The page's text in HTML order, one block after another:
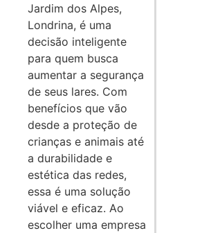
Jardim dos Alpes,
Londrina, é uma
decisão inteligente
para quem busca
aumentar a segurança
de seus lares. Com
benefícios que vão
desde a proteção de
crianças e animais até
a durabilidade e
estética das redes,
essa é uma solução
viável e eficaz. Ao
escolher uma empresa